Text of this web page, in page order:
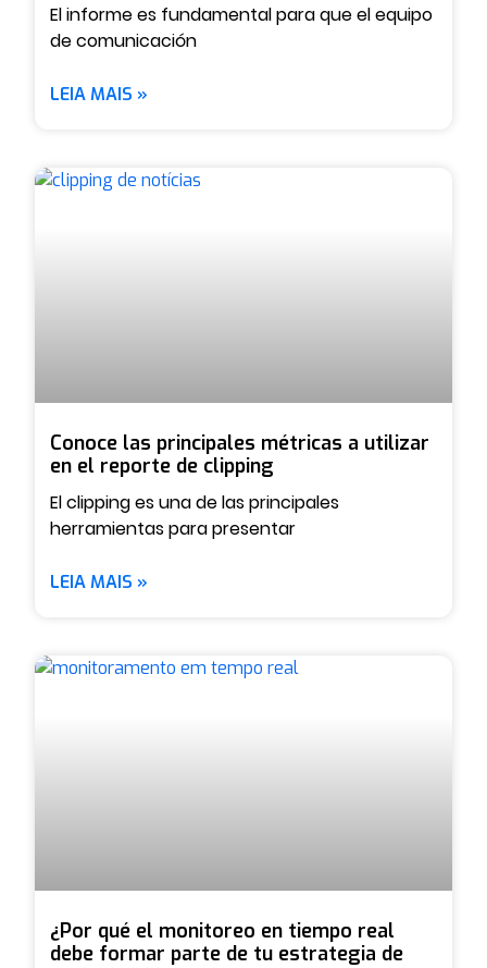
El informe es fundamental para que el equipo
de comunicación
LEIA MAIS »
Conoce las principales métricas a utilizar
en el reporte de clipping
El clipping es una de las principales
herramientas para presentar
LEIA MAIS »
¿Por qué el monitoreo en tiempo real
debe formar parte de tu estrategia de